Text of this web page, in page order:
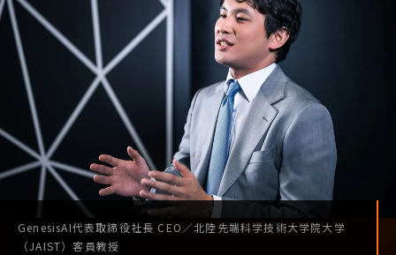
GenesisAI代表取締役社長 CEO ／北陸先端科学技術大学院大学
（JAIST）客員教授